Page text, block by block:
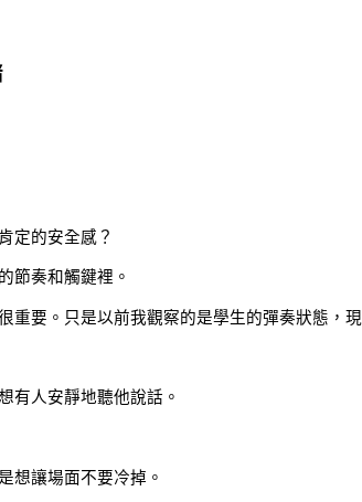
定的安全感？
節奏和觸鍵裡。
重要。只是以前我觀察的是學生的彈奏狀態，現
有人安靜地聽他說話。
想讓場面不要冷掉。